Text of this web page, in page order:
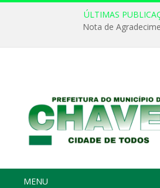
ÚLTIMAS
Nota de
MENU